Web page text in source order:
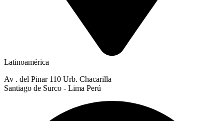
Latinoamérica
Av . del Pinar 110 Urb. Chacarilla
Santiago de Surco - Lima Perú